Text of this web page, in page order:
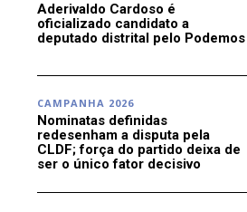
Aderivaldo Cardoso é
oficializado candidato a
deputado distrital pelo Podemos
CAMPANHA 2026
Nominatas definidas
redesenham a disputa pela
CLDF; força do partido deixa de
ser o único fator decisivo